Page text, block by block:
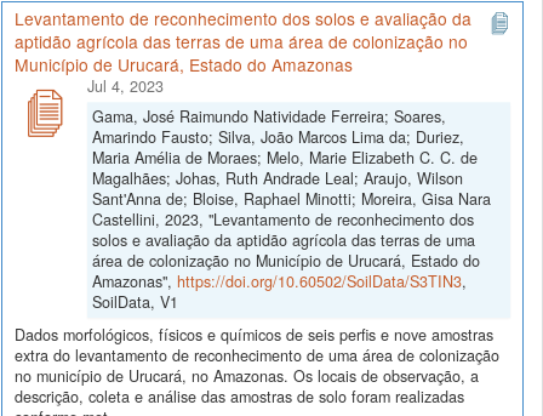
Levantamento de reconhecimento dos solos e avaliação da
aptidão agrícola das terras de uma área de colonização no
Município de Urucará, Estado do Amazonas
Jul 4, 2023
Gama, José Raimundo Natividade Ferreira; Soares,
Amarindo Fausto; Silva, João Marcos Lima da; Duriez,
Maria Amélia de Moraes; Melo, Marie Elizabeth C. C. de
Magalhães; Johas, Ruth Andrade Leal; Araujo, Wilson
Sant'Anna de; Bloise, Raphael Minotti; Moreira, Gisa Nara
Castellini, 2023, "Levantamento de reconhecimento dos
solos e avaliação da aptidão agrícola das terras de uma
área de colonização no Município de Urucará, Estado do
Amazonas", https://doi.org/10.60502/SoilData/S3TIN3,
SoilData, V1
Dados morfológicos, físicos e químicos de seis perfis e nove amostras
extra do levantamento de reconhecimento de uma área de colonização
no município de Urucará, no Amazonas. Os locais de observação, a
descrição, coleta e análise das amostras de solo foram realizadas